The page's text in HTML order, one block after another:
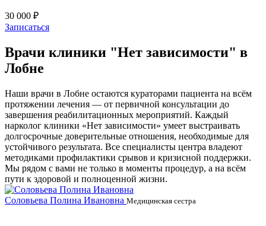
30 000 ₽
Записаться
Врачи клиники "Нет зависимости" в
Лобне
Наши врачи в Лобне остаются кураторами пациента на всём
протяжении лечения — от первичной консультации до
завершения реабилитационных мероприятий. Каждый
нарколог клиники «Нет зависимости» умеет выстраивать
долгосрочные доверительные отношения, необходимые для
устойчивого результата. Все специалисты центра владеют
методиками профилактики срывов и кризисной поддержки.
Мы рядом с вами не только в моменты процедур, а на всём
пути к здоровой и полноценной жизни.
Соловьева Полина Ивановна Медицинская сестра